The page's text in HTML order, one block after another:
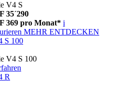
V4 S
35´290
369 pro Monat* i
MEHR ENTDECKEN
S 100
V4 S 100
R